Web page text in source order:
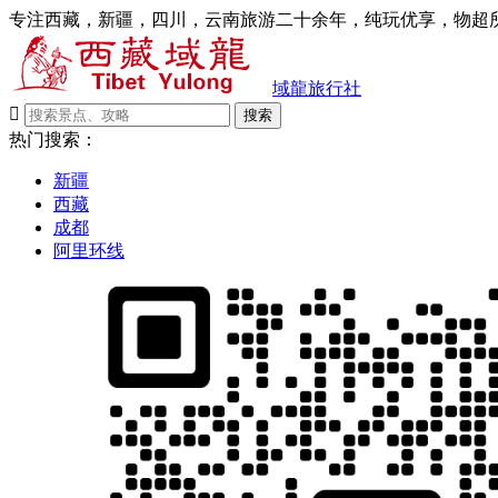
专注西藏，新疆，四川，云南旅游二十余年，纯玩优享，物超
域龍旅行社

搜索
热门搜索：
新疆
西藏
成都
阿里环线